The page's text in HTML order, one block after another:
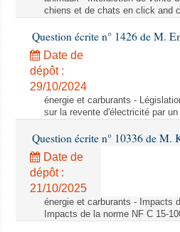
chiens et de chats en click and
Question écrite n° 1426 de M.
Date de
dépôt :
29/10/2024
énergie et carburants -
sur la revente d'électricité par
Question écrite n° 10336 de M.
Date de
dépôt :
21/10/2025
énergie et carburants - Impacts
Impacts de la norme NF C 15-